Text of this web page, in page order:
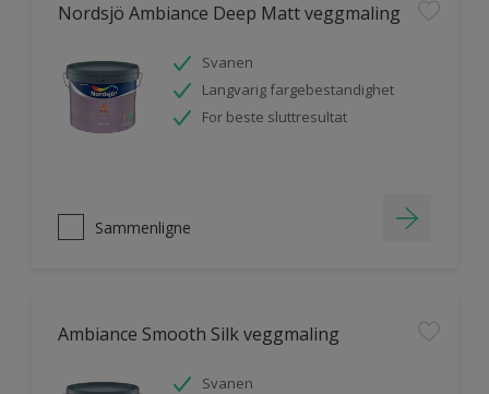
Nordsjö Ambiance Deep Matt veggmaling
Svanen
Langvarig fargebestandighet
For beste sluttresultat
Sammenligne
Ambiance Smooth Silk veggmaling
Svanen